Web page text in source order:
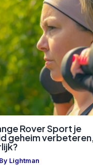
Rover Sport je
geheim
Lightman